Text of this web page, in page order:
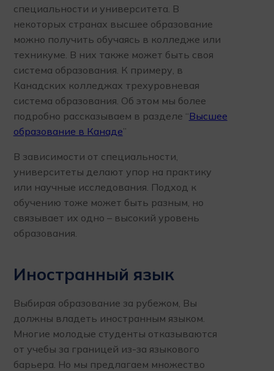
специальности и университета. В
некоторых странах высшее образование
можно получить обучаясь в колледже или
техникуме. В них также может быть своя
система образования. К примеру, в
Канадских колледжах трехуровневая
система образования. Об этом мы более
подробно рассказываем в разделе “Высшее
образование в Канаде”
В зависимости от специальности,
университеты делают упор на практику
или научные исследования. Подход к
обучению тоже может быть разным, но
связывает их одно – высокий уровень
образования.
Иностранный язык
Выбирая образование за рубежом, Вы
должны владеть иностранным языком.
Многие молодые студенты отказываются
от учебы за границей из-за языкового
барьера. Но мы предлагаем множество